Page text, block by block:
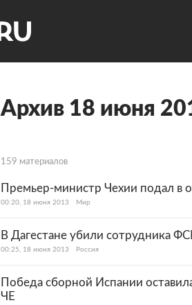
Архив 18 июня
159 материалов
Премьер-министр Чехии подал в
00:20, 18 июня 2013 Мир
В Дагестане убили сотрудника
00:25, 18 июня 2013 Россия
Победа сборной Испании
ЧЕ